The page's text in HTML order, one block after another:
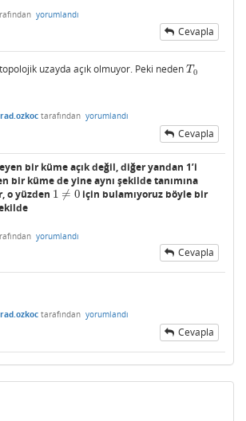
yorumlandı
Cevapla
uzayda açık olmuyor. Peki neden T0
T0
tarafından yorumlandı
Cevapla
bir küme açık değil, diğer yandan 1’i
bir küme de yine aynı şekilde tanımına
o yüzden 1 ≠ 0
1 ≠0
için bulamıyoruz böyle bir
yorumlandı
Cevapla
tarafından yorumlandı
Cevapla